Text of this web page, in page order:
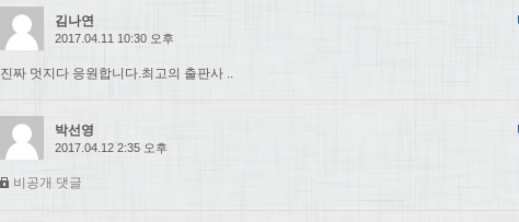
김나연
2017.04.11 10:30 오후
진짜 멋지다 응원합니다.최고의 출판사 ..
박선영
2017.04.12 2:35 오후
비공개 댓글